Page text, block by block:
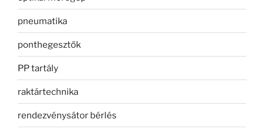
pneumatika
ponthegesztők
PP tartály
raktártechnika
rendezvénysátor bérlés